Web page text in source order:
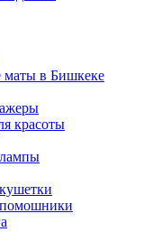
маты в Бишкеке
красоты
помошники